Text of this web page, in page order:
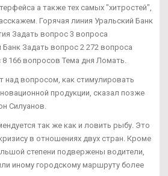
а также тех самых "хитростей",
Горячая линия Уральский Банк
Задать вопрос 3 вопроса
Задать вопрос 2 272 вопроса
166 вопросов Тема дня Ломать.
над вопросом, как стимулировать
продукции, сказал позже
Силуанов.
так же как и ловить рыбу. Это
в отношениях двух стран. Кроме
степени подвержены водители,
иному городскому маршруту более